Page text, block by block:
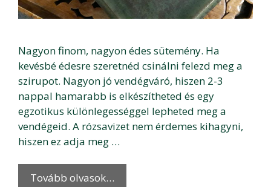
Nagyon finom, nagyon édes sütemény. Ha
kevésbé édesre szeretnéd csinálni felezd meg a
szirupot. Nagyon jó vendégváró, hiszen 2-3
nappal hamarabb is elkészítheted és egy
egzotikus különlegességgel lepheted meg a
vendégeid. A rózsavizet nem érdemes kihagyni,
hiszen ez adja meg …
Tovább olvasok…